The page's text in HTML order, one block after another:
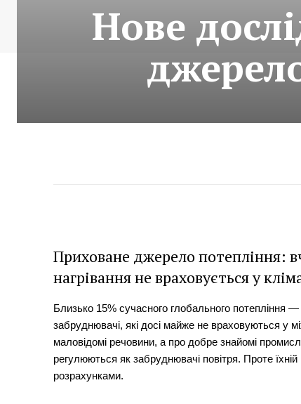
Нове
Приховане джерело потепління:
нагрівання не враховується у
Близько 15% сучасного глобального
забруднювачі, які досі майже не враховуються у
маловідомі речовини, а про добре знайомі
регулюються як забруднювачі повітря. Проте
розрахунками.